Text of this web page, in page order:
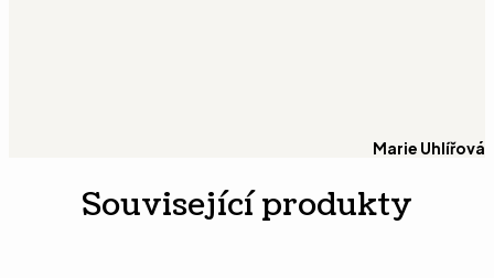
Marie Uhlířová
Související produkty